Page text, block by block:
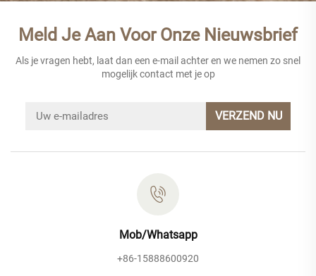
Meld Je Aan Voor Onze Nieuwsbrief
Als je vragen hebt, laat dan een e-mail achter en we nemen zo snel
mogelijk contact met je op
VERZEND NU
Mob/Whatsapp
+86-15888600920